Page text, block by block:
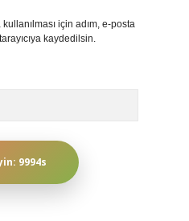
için adım, e-posta
kaydedilsin.